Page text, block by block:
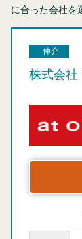
に合った会社を
仲介
株式会社